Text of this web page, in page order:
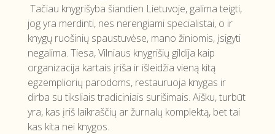
Tačiau knygrišyba šiandien Lietuvoje, galima teigti,
jog yra merdinti, nes nerengiami specialistai, o ir
knygų ruošinių spaustuvėse, mano žiniomis, įsigyti
negalima. Tiesa, Vilniaus knygrišių gildija kaip
organizacija kartais įriša ir išleidžia vieną kitą
egzempliorių parodoms, restauruoja knygas ir
dirba su tiksliais tradiciniais surišimais. Aišku, turbūt
yra, kas įriš laikraščių ar žurnalų komplektą, bet tai
kas kita nei knygos.